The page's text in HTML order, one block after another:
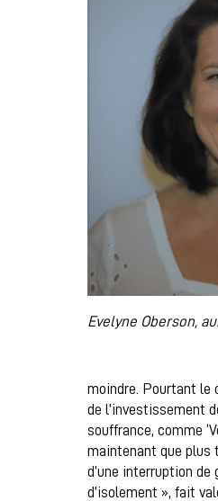
Evelyne Oberson,
moindre. Pourtant le
de l’investissement
souffrance, comme
maintenant que plus
d’une interruption
d’isolement », fait